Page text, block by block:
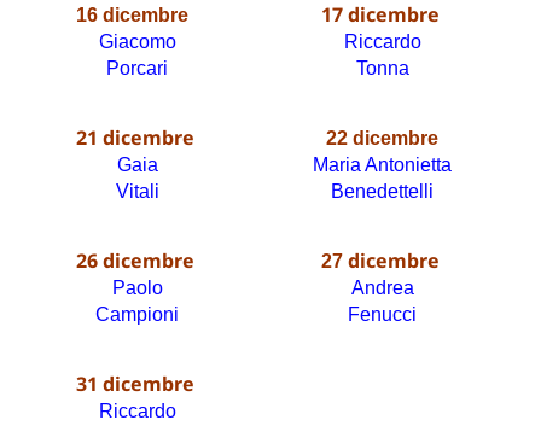
16 dicembre
Giacomo
Porcari
17 dicembre
Riccardo
Tonna
21 dicembre
Gaia
Vitali
22 dicembre
Maria Antonietta
Benedettelli
26 dicembre
Paolo
Campioni
27 dicembre
Andrea
Fenucci
31 dicembre
Riccardo